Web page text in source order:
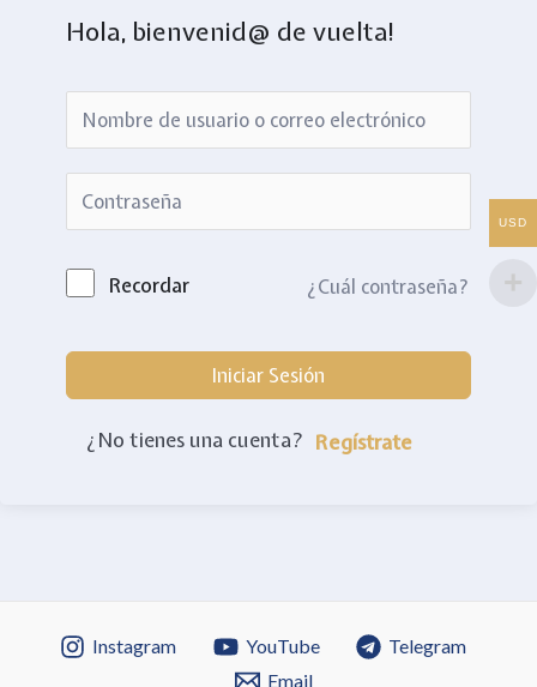
Hola, bienvenid@ de vuelta!
Recordar ¿Cuál contraseña?
Iniciar Sesión
¿No tienes una cuenta?
Instagram YouTube
Telegram
Email
USD